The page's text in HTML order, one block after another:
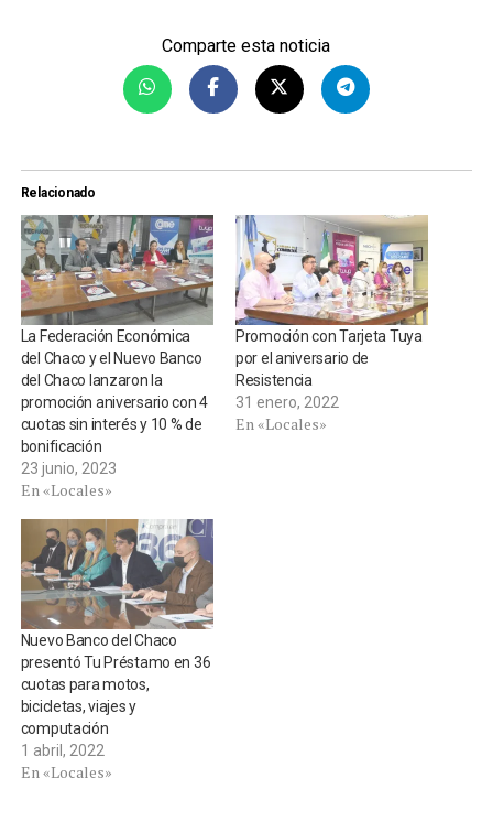
Comparte esta noticia
Relacionado
La Federación Económica
del Chaco y el Nuevo Banco
del Chaco lanzaron la
promoción aniversario con 4
cuotas sin interés y 10 % de
bonificación
23 junio, 2023
En «Locales»
Promoción con Tarjeta Tuya
por el aniversario de
Resistencia
31 enero, 2022
En «Locales»
Nuevo Banco del Chaco
presentó Tu Préstamo en 36
cuotas para motos,
bicicletas, viajes y
computación
1 abril, 2022
En «Locales»